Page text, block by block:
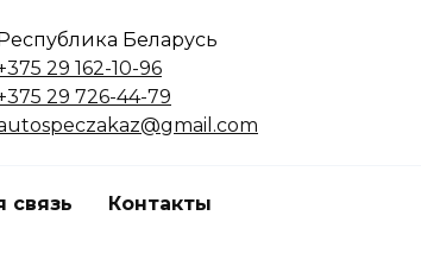
Беларусь
29 162-10-96
29 726-44-79
связь Контакты